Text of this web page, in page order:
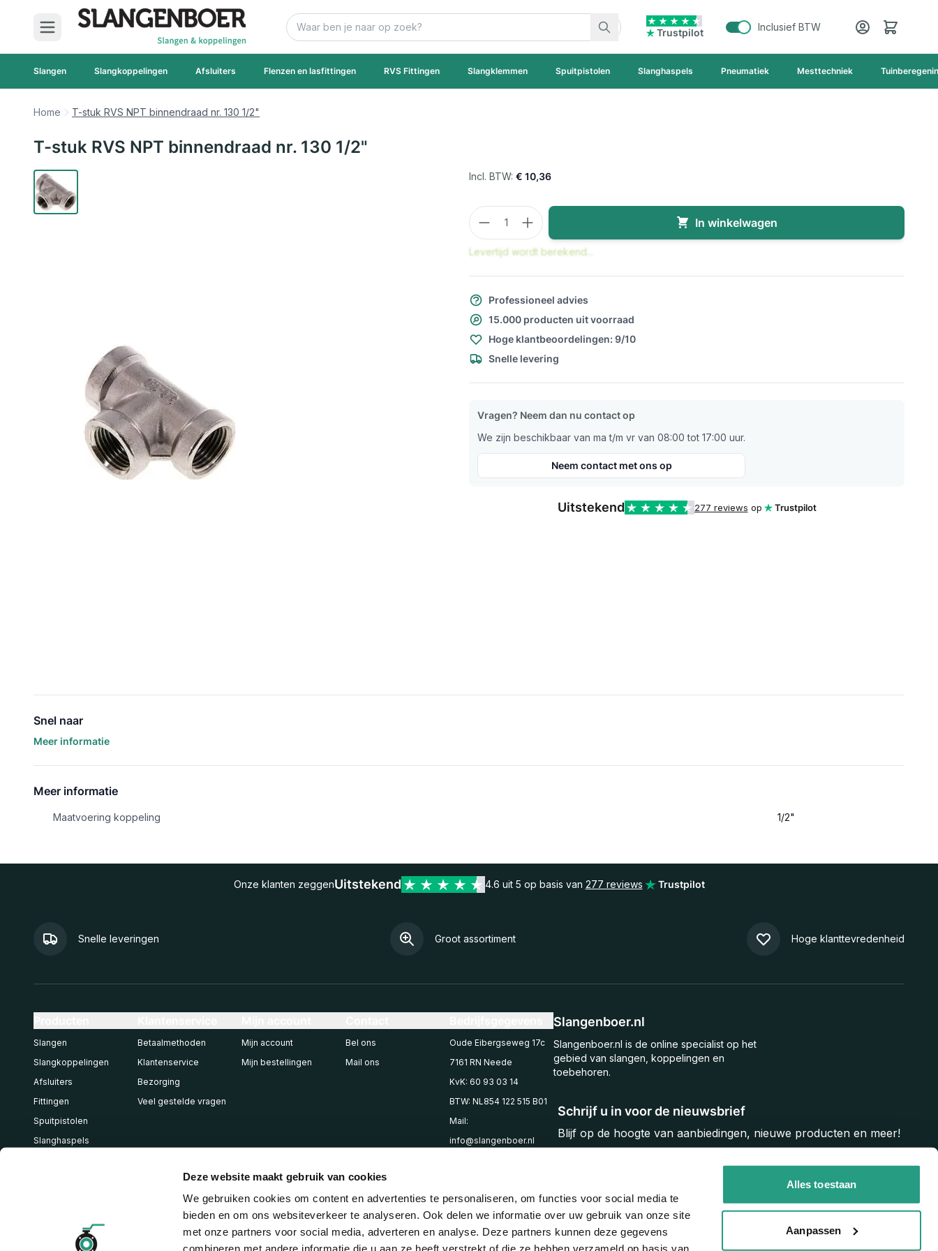
Deze website maakt gebruik van cookies
We gebruiken cookies om content en advertenties te personaliseren, om functies voor social media te
bieden en om ons websiteverkeer te analyseren. Ook delen we informatie over uw gebruik van onze site
met onze partners voor social media, adverteren en analyse. Deze partners kunnen deze gegevens
combineren met andere informatie die u aan ze heeft verstrekt of die ze hebben verzameld op basis van
Alles toestaan
Aanpassen
Ga naar de inhoud
Zoek
Trustpilot
Inclusief BTW Cart
Slangen Slangkoppelingen Afsluiters Flenzen en lasfittingen RVS Fittingen Slangklemmen Spuitpistolen Slanghaspels Pneumatiek Mesttechniek
Home T-stuk RVS NPT binnendraad nr. 130 1/2"
T-stuk RVS NPT binnendraad nr. 130 1/2"
€ 10,36
Aantal
In winkelwagen
Levertijd wordt berekend...
Professioneel advies
15.000 producten uit voorraad
Hoge klantbeoordelingen: 9/10
Snelle levering
Vragen? Neem dan nu contact op
We zijn beschikbaar van ma t/m vr van 08:00 tot 17:00 uur.
Neem contact met ons op
Uitstekend 277 reviews op Trustpilot
Snel naar
Meer informatie
Meer informatie
Maatvoering koppeling 1/2"
Onze klanten zeggenUitstekend 4.6 uit 5 op basis van 277 reviews Trustpilot
Snelle leveringen Groot assortiment Hoge klanttevredenheid
Schrijf u in voor de nieuwsbrief
Blijf op de hoogte van aanbiedingen, nieuwe producten en meer!
Slangenboer.nl
Slangenboer.nl is de online specialist op het
gebied van slangen, koppelingen en
toebehoren.
Slangen
Slangkoppelingen
Afsluiters
Fittingen
Spuitpistolen
Slanghaspels
Betaalmethoden
Klantenservice
Bezorging
Veel gestelde vragen
Mijn account
Mijn bestellingen
Bel ons
Mail ons
Oude Eibergseweg 17c
7161 RN Neede
KvK: 60 93 03 14
BTW: NL854 122 515 B01
Mail:
info@slangenboer.nl